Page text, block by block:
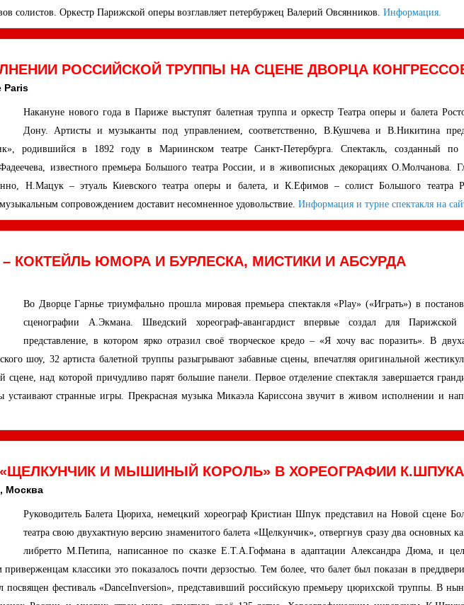
солистов. Оркестр Парижской оперы возглавляет петербуржец Валерий Овсянников. Информация.
РОССИЙСКОЙ ТРУППЫ НА СЦЕНЕ ДВОРЦА
Paris
Накануне нового года в Париже выступят балетная труппа и оркестр Театра оперы и балета
Дону. Артисты и музыканты под управлением, соответственно, В.Кушчева и В.Никитина
родившийся в 1892 году в Мариинском театре Санкт-Петербурга. Спектакль, созданный по
известного премьера Большого театра России, и в живописных декорациях О.Молчанова.
Н.Мацук – этуаль Киевского театра оперы и балета, и К.Ефимов – солист Большого театра
сопровождением доставит несомненное удовольствие. Информация и турне спектакля на
– КОКТЕЙЛЬ ЮМОРА И БУРЛЕСКА, МИСТИКИ И АБСУРДА
Во Дворце Гарнье триумфально прошла мировая премьера спектакля «Play» («Играть») в
сценографии А.Экмана. Шведский хореограф-авангардист впервые создал для Парижской
представление, в котором ярко отразил своё творческое кредо – «Я хочу вас поразить». В
шоу, 32 артиста балетной труппы разыгрывают забавные сцены, впечатляя оригинальной
сцене, над которой причудливо парят большие панели. Первое отделение спектакля завершается
устаивают странные игры. Прекрасная музыка Микаэла Кариссона звучит в живом исполнении и
И МЫШИНЫЙ КОРОЛЬ» В ХОРЕОГРАФИИ К.ШПУКА
Москва
Руководитель Балета Цюриха, немецкий хореограф Кристиан Шпук представил на Новой сцене
театра свою двухактную версию знаменитого балета «Щелкунчик», отвергнув сразу два основных
либретто М.Петипа, написанное по сказке Е.Т.А.Гофмана в адаптации Александра Дюма, и
классики это показалось почти дерзостью. Тем более, что балет был показан в
посвящен фестиваль «DanceInversion», представивший российскую премьеру цюрихской труппы. В